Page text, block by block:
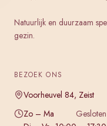
Natuurlijk en duurzaam
gezin.
BEZOEK ONS
Voorheuvel 84, Zeist
Zo – Ma
Gesloten